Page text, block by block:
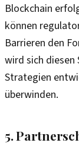
Blockchain
können
Barrieren den
wird sich diesen
Strategien
überwinden.
5.